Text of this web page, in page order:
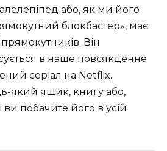
або, як ми його
блокбастер», має
прямокутників. Він
в наше повсякденне
серіал на Netflix.
який ящик, книгу або,
ви побачите його в усій